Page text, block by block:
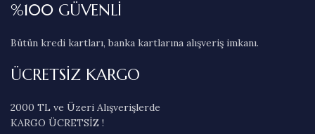
%100 GÜVENLİ
Bütün kredi kartları, banka kartlarına alışveriş imkanı.
ÜCRETSİZ KARGO
2000 TL ve Üzeri Alışverişlerde
KARGO ÜCRETSİZ !